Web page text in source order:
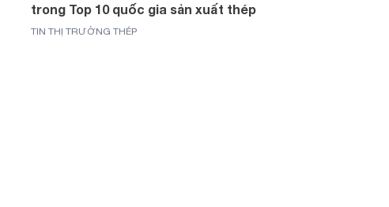
trong Top 10 quốc gia sản xuất thép
TIN THỊ TRƯỜNG THÉP